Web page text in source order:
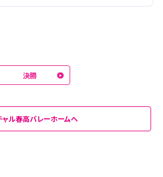
援してるぞ…！！1本決めよう！ 6
、
決勝
ャル春高バレーホームへ